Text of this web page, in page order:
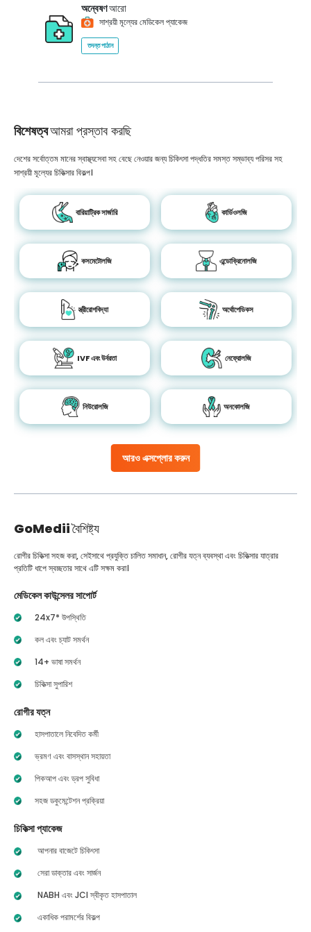
অন্বেষণআরো
সাশ্রয়ী মূল্যের মেডিকেল প্যাকেজ
তদন্ত পাঠান
বিশেষত্বআমরা প্রস্তাব করছি
আরও এক্সপ্লোর করুন
দেশের সর্বোত্তম মানের স্বাস্থ্যসেবা সহ বেছে নেওয়ার জন্য চিকিৎসা পদ্ধতির সমস্ত সম্ভাব্য পরিসর সহ
সাশ্রয়ী মূল্যের চিকিত্সার বিকল্প।
বারিয়াট্রিক সার্জারি কার্ডিওলজি
কসমেটোলজি এন্ডোক্রিনোলজি
স্ত্রীরোগবিদ্যা অর্থোপেডিকস
IVF এবং উর্বরতা নেফ্রোলজি
নিউরোলজি অনকোলজি
GoMediiবৈশিষ্ট্য
রোগীর চিকিত্সা সহজ করা, সেইসাথে প্রযুক্তি চালিত সমাধান, রোগীর যত্ন ব্যবস্থা এবং চিকিত্সার যাত্রার
প্রতিটি ধাপে স্বচ্ছতার সাথে এটি সক্ষম করা।
মেডিকেল কাউন্সেলর সাপোর্ট
24x7* উপস্থিতি
কল এবং চ্যাট সমর্থন
14+ ভাষা সমর্থন
চিকিত্সা সুপারিশ
রোগীর যত্ন
হাসপাতালে নিবেদিত কর্মী
ভ্রমণ এবং বাসস্থান সহায়তা
পিকআপ এবং ড্রপ সুবিধা
সহজ ডকুমেন্টেশন প্রক্রিয়া
চিকিত্সা প্যাকেজ
আপনার বাজেটে চিকিৎসা
সেরা ডাক্তার এবং সার্জন
NABH এবং JCI স্বীকৃত হাসপাতাল
একাধিক পরামর্শের বিকল্প